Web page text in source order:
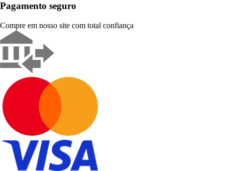
Pagamento seguro
Compre em nosso site com total confiança